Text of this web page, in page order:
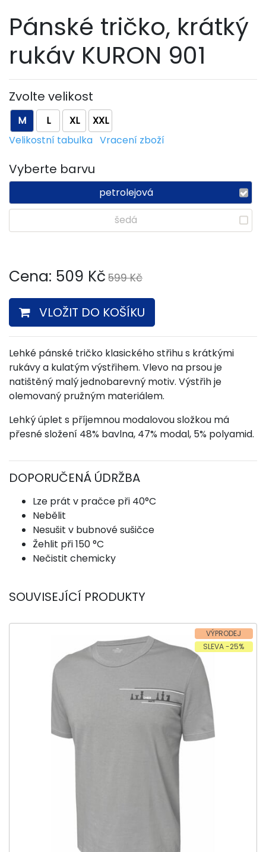
Pánské tričko, krátký
rukáv KURON 901
Zvolte velikost
M L XL
XXL
Velikostní tabulka Vracení zboží
Vyberte barvu
petrolejová
šedá
Cena: 509 Kč 599 Kč
VLOŽIT DO KOŠÍKU
Lehké pánské tričko klasického střihu s krátkými
rukávy a kulatým výstřihem. Vlevo na prsou je
natištěný malý jednobarevný motiv. Výstřih je
olemovaný pružným materiálem.
Lehký úplet s příjemnou modalovou složkou má
přesné složení 48% bavlna, 47% modal, 5% polyamid.
DOPORUČENÁ ÚDRŽBA
Lze prát v pračce při 40°C
Nebělit
Nesušit v bubnové sušičce
Žehlit při 150 °C
Nečistit chemicky
SOUVISEJÍCÍ PRODUKTY
VÝPRODEJ
SLEVA -25%